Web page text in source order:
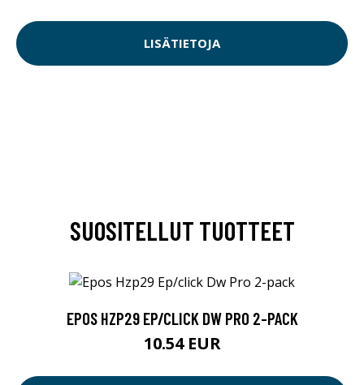
LISÄTIETOJA
SUOSITELLUT TUOTTEET
EPOS HZP29 EP/CLICK DW PRO 2-PACK
10.54 EUR